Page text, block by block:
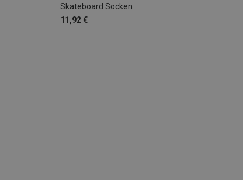
Skateboard Socken
11,92 €